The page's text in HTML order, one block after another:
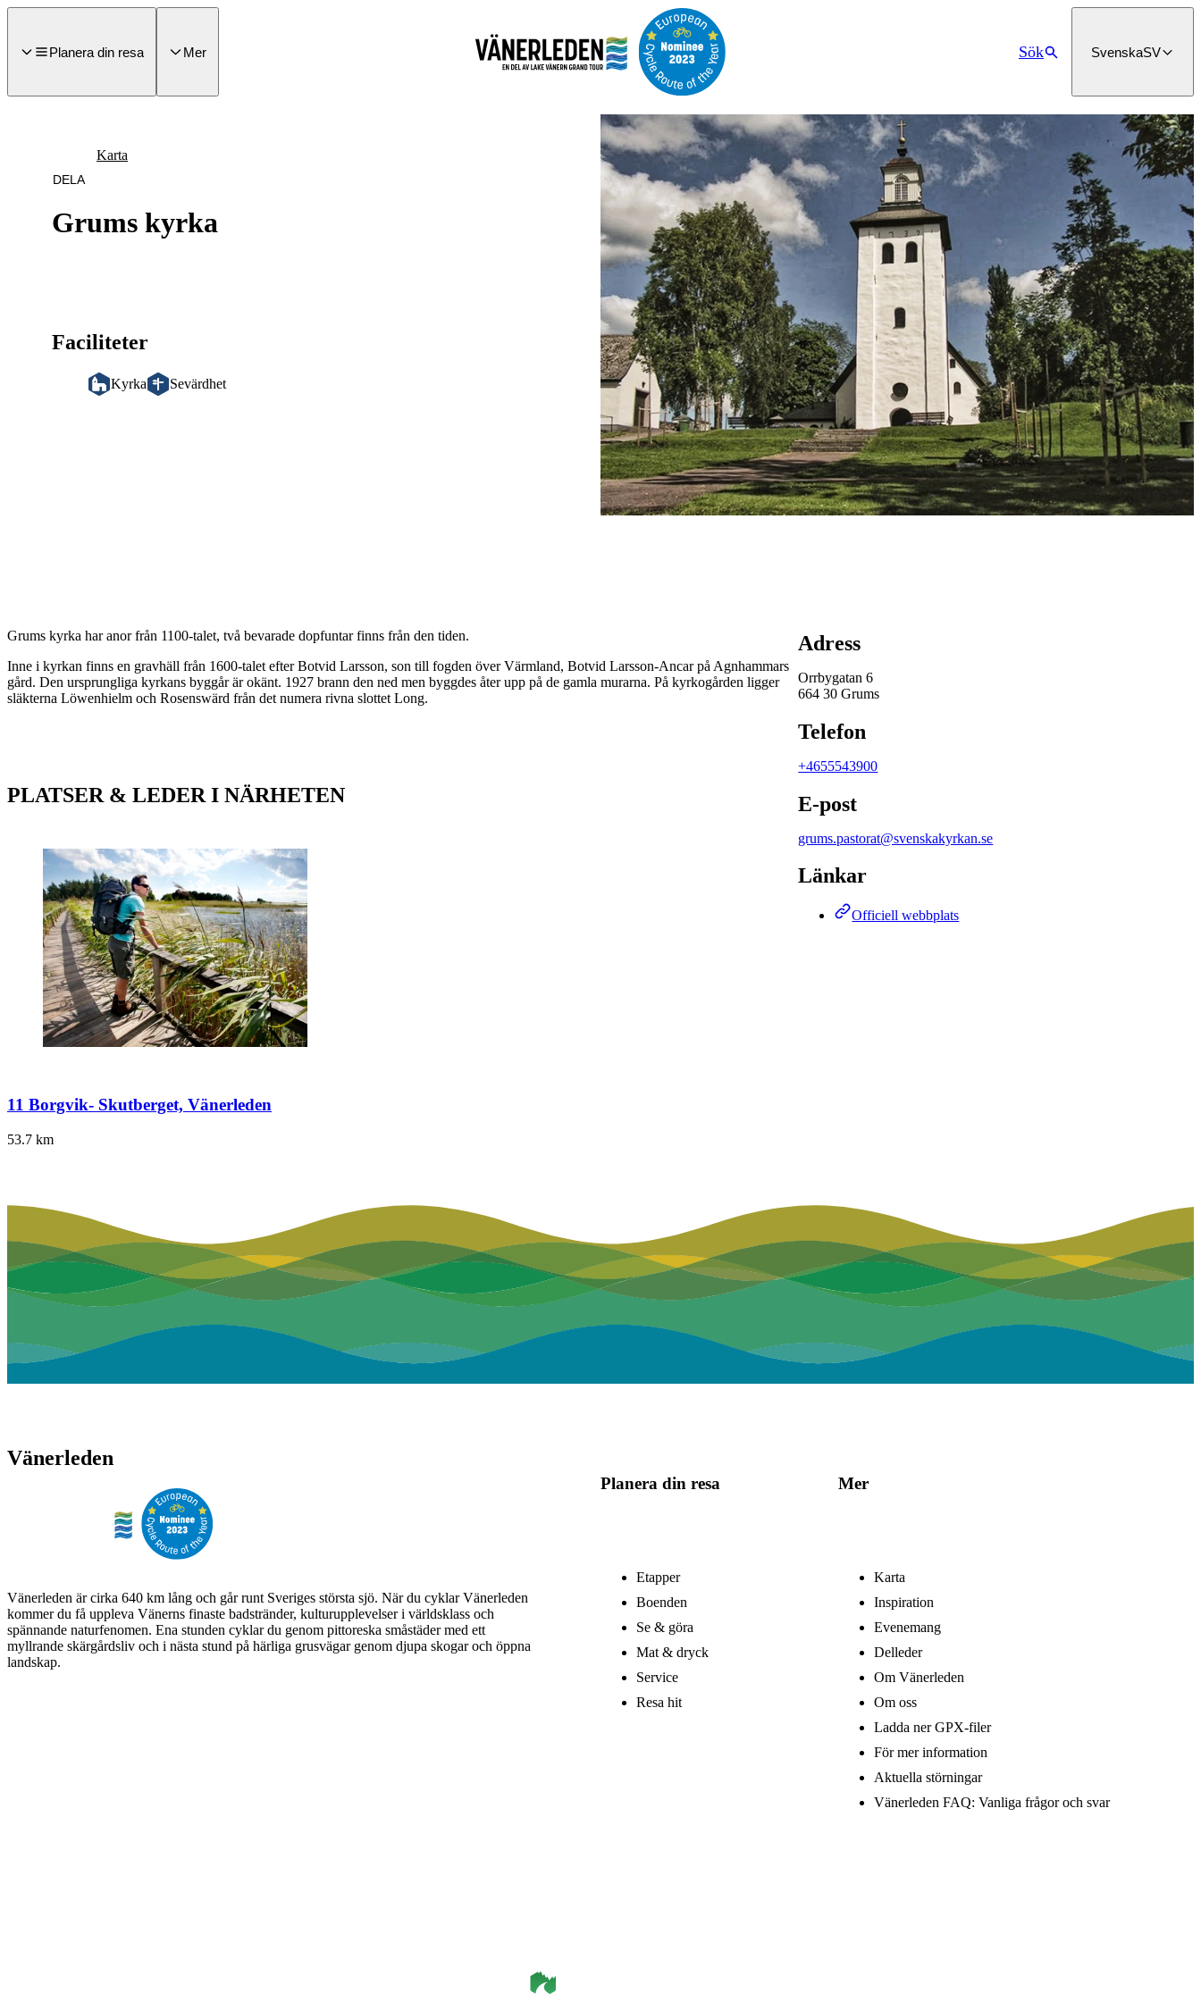
till
Planera din resa
Mer Sök SvenskaSV
Grums kyrka
Karta
DELA
Faciliteter
Kyrka Sevärdhet
Bildspel
med
bilder
Grums kyrka har anor från 1100-talet, två bevarade dopfuntar finns från den tiden.
Inne i kyrkan finns en gravhäll från 1600-talet efter Botvid Larsson, son till fogden över Värmland, Botvid Larsson-Ancar på Agnhammars
gård. Den ursprungliga kyrkans byggår är okänt. 1927 brann den ned men byggdes åter upp på de gamla murarna. På kyrkogården ligger
släkterna Löwenhielm och Rosenswärd från det numera rivna slottet Long.
PLATSER & LEDER I NÄRHETEN
11 Borgvik- Skutberget, Vänerleden
53.7 km
Adress
Orrbygatan 6
664 30 Grums
Telefon
+4655543900
E-post
grums.pastorat@svenskakyrkan.se
Länkar
Officiell webbplats
Vänerleden
Vänerleden är cirka 640 km lång och går runt Sveriges största sjö. När du cyklar Vänerleden
kommer du få uppleva Vänerns finaste badstränder, kulturupplevelser i världsklass och
spännande naturfenomen. Ena stunden cyklar du genom pittoreska småstäder med ett
myllrande skärgårdsliv och i nästa stund på härliga grusvägar genom djupa skogar och öppna
landskap.
Planera din resa
Etapper
Boenden
Se & göra
Mat & dryck
Service
Resa hit
Mer
Karta
Inspiration
Evenemang
Delleder
Om Vänerleden
Om oss
Ladda ner GPX-filer
För mer information
Aktuella störningar
Vänerleden FAQ: Vanliga frågor och svar